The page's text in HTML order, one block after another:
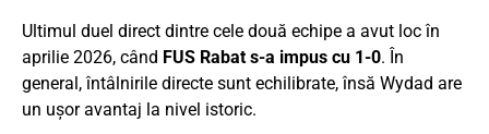
Ultimul duel direct dintre cele două echipe a avut loc în
aprilie 2026, când FUS Rabat s-a impus cu 1-0. În
general, întâlnirile directe sunt echilibrate, însă Wydad are
un ușor avantaj la nivel istoric.